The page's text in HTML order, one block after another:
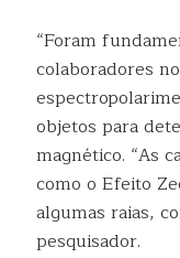
“Foram
colaboradores
objetos para
magnético. “As
como o Efeito
algumas raias,
pesquisador.